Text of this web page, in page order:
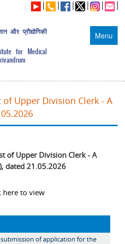
Menu
और प्रौद्योगिकी
for Medical
Upper Division Clerk - A
of Upper Division Clerk - A
dated 21.05.2026
here to view
submission of application for the